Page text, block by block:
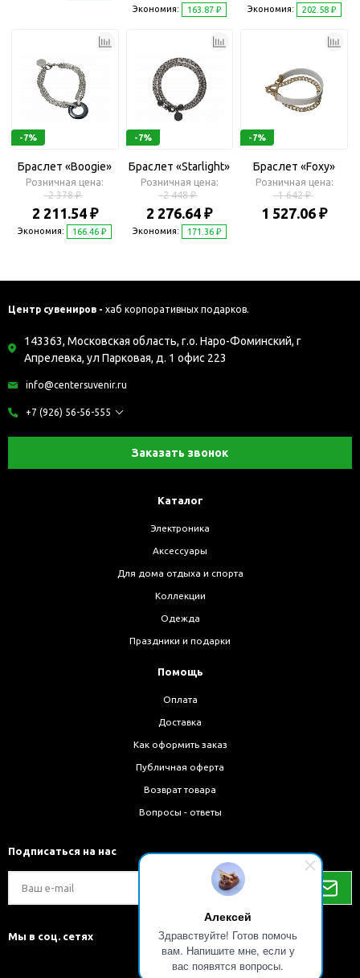
Алексей
Здравствуйте! Готов помочь
вам. Напишите мне, если у
вас появятся вопросы.
Экономия: 163.87 ₽ Экономия: 202.58 ₽
-7%
Браслет «Boogie»
Розничная цена:
2 378 ₽
2 211.54 ₽
Экономия: 166.46 ₽
-7%
Браслет «Starlight»
Розничная цена:
2 448 ₽
2 276.64 ₽
Экономия: 171.36 ₽
-7%
Браслет «Foxy»
Розничная цена:
1 642 ₽
1 527.06 ₽
Центр сувениров - хаб корпоративных подарков.
143363, Московская область, г.о. Наро-Фоминский, г
Апрелевка, ул Парковая, д. 1 офис 223
info@centersuvenir.ru
+7 (926) 56-56-555
Заказать звонок
Каталог
Электроника
Аксессуары
Для дома отдыха и спорта
Коллекции
Одежда
Праздники и подарки
Помощь
Оплата
Доставка
Как оформить заказ
Публичная оферта
Возврат товара
Вопросы - ответы
Подписаться на нас
Мы в соц. сетях